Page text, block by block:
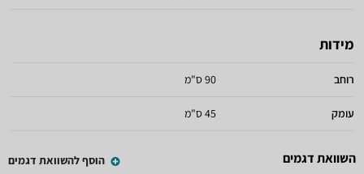
מידות
רוחב 90 ס"מ
עומק 45 ס"מ
השוואת דגמים הוסף להשוואת דגמים